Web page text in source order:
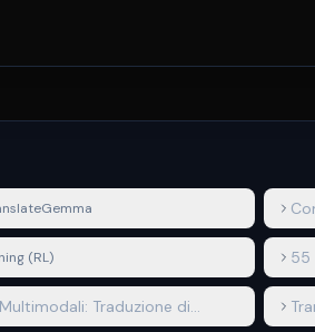
(RL) 55
Traduzione di